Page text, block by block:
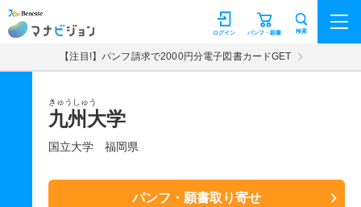
マナビジョン パンフ・願書
ログイン 検索
【注目!】パンフ請求で2000円分電子図書カードGET
きゅうしゅう
九州大学
国立大学 福岡県
パンフ・願書取り寄せ